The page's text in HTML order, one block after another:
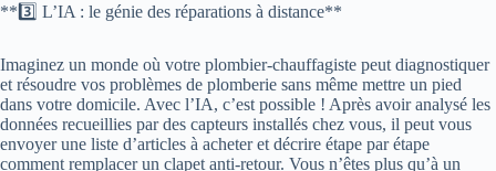
**3️⃣ L’IA : le génie des réparations à distance**
Imaginez un monde où votre plombier-chauffagiste peut diagnostiquer
et résoudre vos problèmes de plomberie sans même mettre un pied
dans votre domicile. Avec l’IA, c’est possible ! Après avoir analysé les
données recueillies par des capteurs installés chez vous, il peut vous
envoyer une liste d’articles à acheter et décrire étape par étape
comment remplacer un clapet anti-retour. Vous n’êtes plus qu’à un